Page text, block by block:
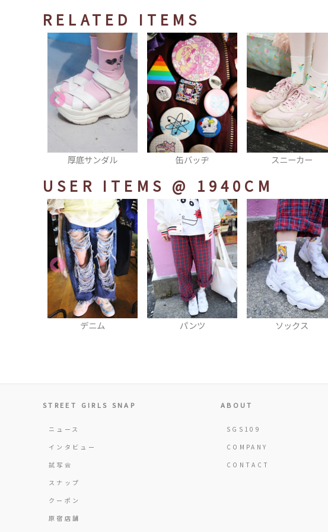
RELATED ITEMS
缶バッヂ スニーカー リボン
USER ITEMS @ 1940CM
パンツ ソックス スニーカー
STREET GIRLS SNAP
ニュース
インタビュー
試写会
スナップ
クーポン
原宿店舗
ABOUT
SGS109
COMPANY
CONTACT